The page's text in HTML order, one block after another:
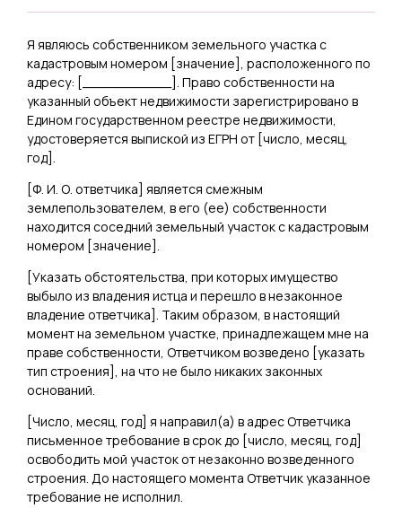
Я являюсь собственником земельного участка с
кадастровым номером [значение], расположенного по
адресу: [
]. Право собственности на
указанный объект недвижимости зарегистрировано в
Едином государственном реестре недвижимости,
удостоверяется выпиской из ЕГРН от [число, месяц,
год].
[Ф. И. О. ответчика] является смежным
землепользователем, в его (ее) собственности
находится соседний земельный участок с кадастровым
номером [значение].
[Указать обстоятельства, при которых имущество
выбыло из владения истца и перешло в незаконное
владение ответчика]. Таким образом, в настоящий
момент на земельном участке, принадлежащем мне на
праве собственности, Ответчиком возведено [указать
тип строения], на что не было никаких законных
оснований.
[Число, месяц, год] я направил(а) в адрес Ответчика
письменное требование в срок до [число, месяц, год]
освободить мой участок от незаконно возведенного
строения. До настоящего момента Ответчик указанное
требование не исполнил.